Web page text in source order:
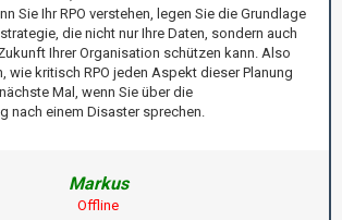
Sie Ihr RPO verstehen, legen Sie die Grundlage
die nicht nur Ihre Daten, sondern auch
Ihrer Organisation schützen kann. Also
wie kritisch RPO jeden Aspekt dieser Planung
Mal, wenn Sie über die
nach einem Disaster sprechen.
Markus
Offline